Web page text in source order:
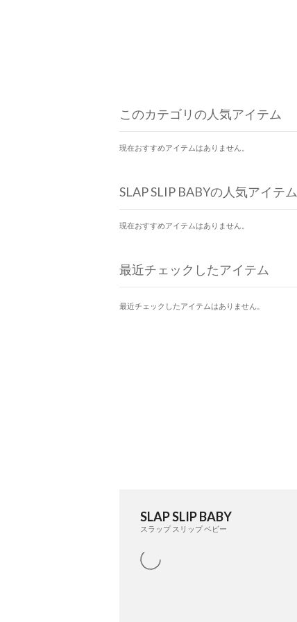
このカテゴリの人気アイテム
現在おすすめアイテムはありません。
SLAP SLIP BABYの人気アイテム
現在おすすめアイテムはありません。
最近チェックしたアイテム
最近チェックしたアイテムはありません。
SLAP SLIP BABY
スラップ スリップ ベビー